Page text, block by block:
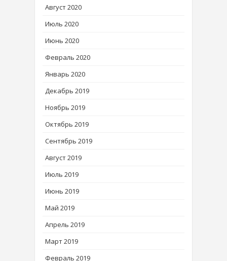
Август 2020
Июль 2020
Июнь 2020
Февраль 2020
Январь 2020
Декабрь 2019
Ноябрь 2019
Октябрь 2019
Сентябрь 2019
Август 2019
Июль 2019
Июнь 2019
Май 2019
Апрель 2019
Март 2019
Февраль 2019